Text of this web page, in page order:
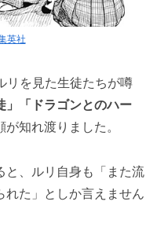
英社
リを見た生徒たちが噂
」「ドラゴンとのハー
知れ渡りました。
と、ルリ自身も「また流
れた」としか言えません